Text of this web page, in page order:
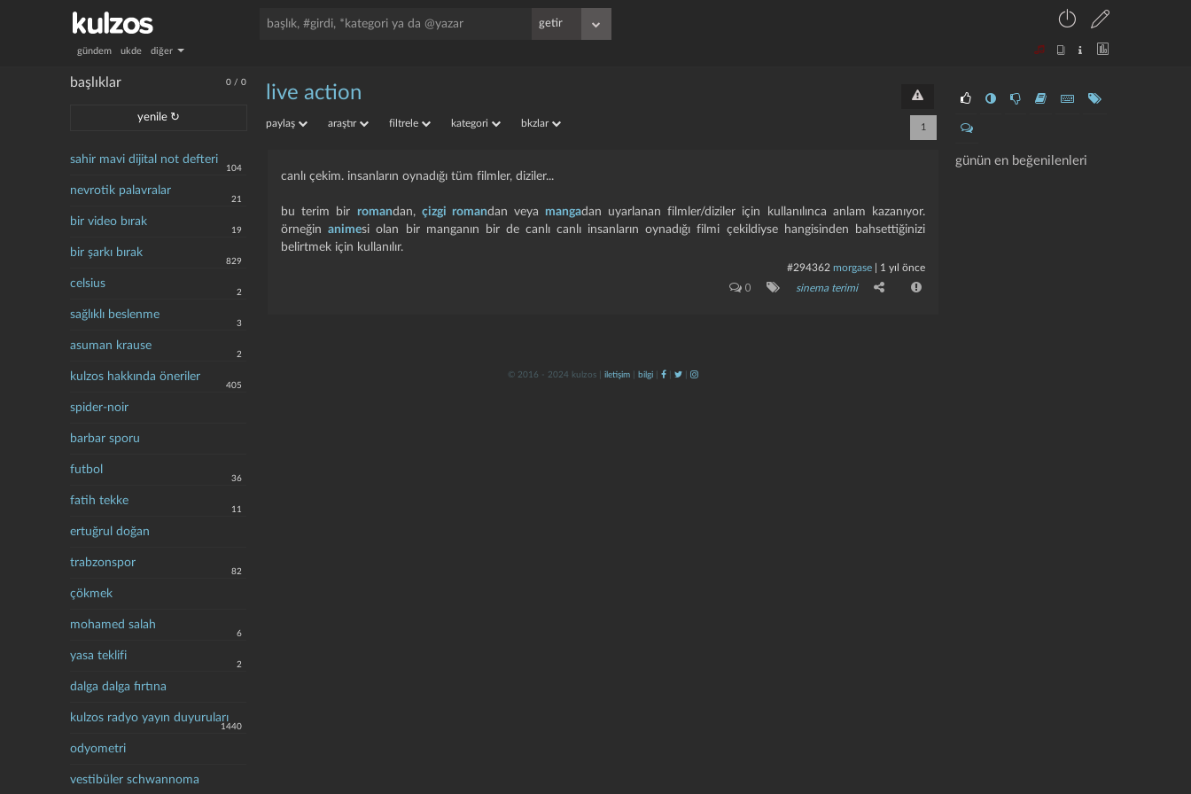
gündem ukde diğer
0 /0
başlıklar
yenile ↻
sahir mavi dijital not defteri
104
nevrotik palavralar
21
bir video bırak
19
bir şarkı bırak
829
celsius
2
sağlıklı beslenme
3
asuman krause
2
kulzos hakkında öneriler
405
spider-noir
barbar sporu
futbol
36
fatih tekke
11
ertuğrul doğan
trabzonspor
82
çökmek
mohamed salah
6
yasa teklifi
2
dalga dalga fırtına
kulzos radyo yayın duyuruları
1440
odyometri
vestibüler schwannoma
günün en beğenilenleri
live action
paylaş araştır filtrele kategori bkzlar 1
canlı çekim. insanların oynadığı tüm filmler, diziler...
bu terim bir romandan, çizgi romandan veya mangadan uyarlanan filmler/diziler için kullanılınca anlam kazanıyor.
örneğinanimesi olan bir manganın bir de canlı canlı insanların oynadığı filmi çekildiyse hangisinden bahsettiğinizi
belirtmek için kullanılır.
#294362 morgase| 1 yıl önce
0 sinema terimi
© 2016 - 2024 kulzos | iletişim bilgi